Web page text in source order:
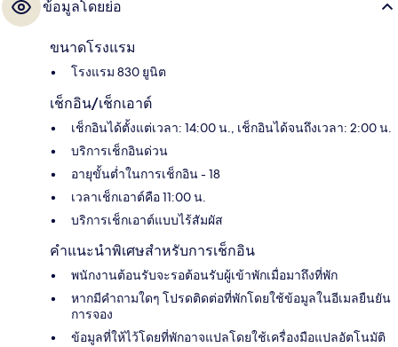
ข้อมูลโดยย่อ
ขนาดโรงแรม
โรงแรม 830 ยูนิต
เช็กอิน/เช็กเอาต์
เช็กอินได้ตั้งแต่เวลา: 14:00 น., เช็กอินได้จนถึงเวลา: 2:00 น.
บริการเช็กอินด่วน
อายุขั้นต่ำในการเช็กอิน - 18
เวลาเช็กเอาต์คือ 11:00 น.
บริการเช็กเอาต์แบบไร้สัมผัส
คำแนะนำพิเศษสำหรับการเช็กอิน
พนักงานต้อนรับจะรอต้อนรับผู้เข้าพักเมื่อมาถึงที่พัก
หากมีคำถามใดๆ โปรดติดต่อที่พักโดยใช้ข้อมูลในอีเมลยืนยัน
การจอง
ข้อมูลที่ให้ไว้โดยที่พักอาจแปลโดยใช้เครื่องมือแปลอัตโนมัติ